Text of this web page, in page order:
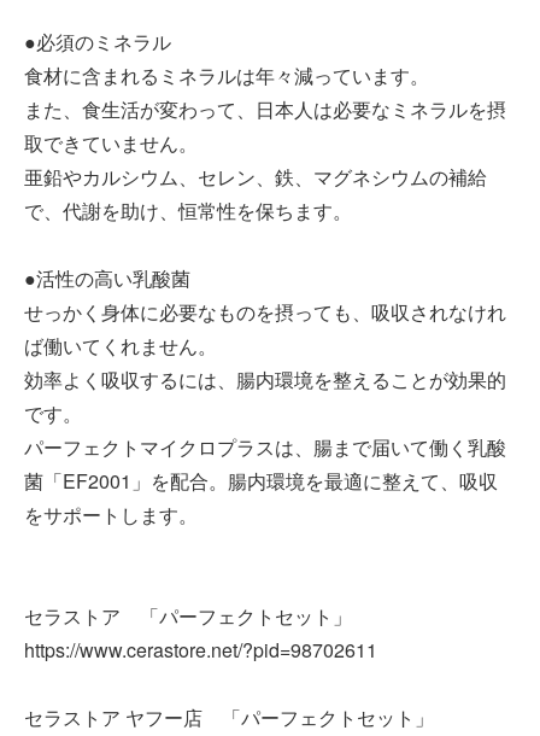
●必須のミネラル
食材に含まれるミネラルは年々減っています。
また、食生活が変わって、日本人は必要なミネラルを摂
取できていません。
亜鉛やカルシウム、セレン、鉄、マグネシウムの補給
で、代謝を助け、恒常性を保ちます。
●活性の高い乳酸菌
せっかく身体に必要なものを摂っても、吸収されなけれ
ば働いてくれません。
効率よく吸収するには、腸内環境を整えることが効果的
です。
パーフェクトマイクロプラスは、腸まで届いて働く乳酸
菌「EF2001」を配合。腸内環境を最適に整えて、吸収
をサポートします。
セラストア 「パーフェクトセット」
https://www.cerastore.net/?pid=98702611
セラストア ヤフー店 「パーフェクトセット」